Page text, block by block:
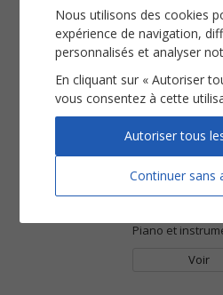
Voir
Voir
Nous utilisons des cookies
expérience de navigation,
personnalisés et analyser
En cliquant sur « Autoriser
vous consentez à cette
Continuer sans
Autoriser tous